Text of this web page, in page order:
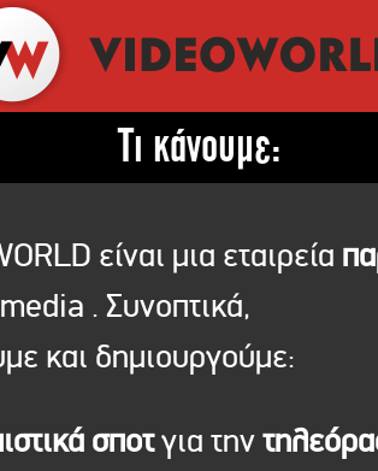
Τι κάνουμε:
είναι μια εταιρεία
. Συνοπτικά,
και δημιουργούμε:
σποτγια την